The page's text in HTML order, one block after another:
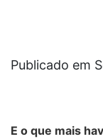
Publicado em
E o que mais